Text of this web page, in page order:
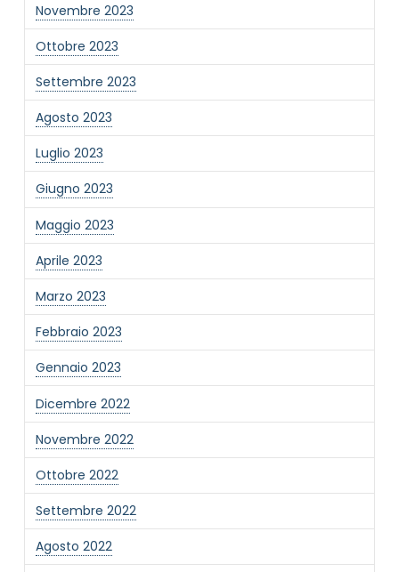
Novembre 2023
Ottobre 2023
Settembre 2023
Agosto 2023
Luglio 2023
Giugno 2023
Maggio 2023
Aprile 2023
Marzo 2023
Febbraio 2023
Gennaio 2023
Dicembre 2022
Novembre 2022
Ottobre 2022
Settembre 2022
Agosto 2022